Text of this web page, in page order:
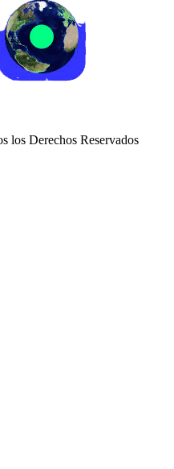
los Derechos Reservados